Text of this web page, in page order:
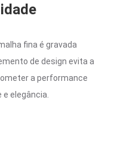
fina é gravada
de design evita a
a performance
elegância.